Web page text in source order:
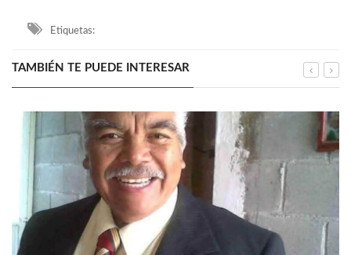
Etiquetas:
TAMBIÉN TE PUEDE INTERESAR